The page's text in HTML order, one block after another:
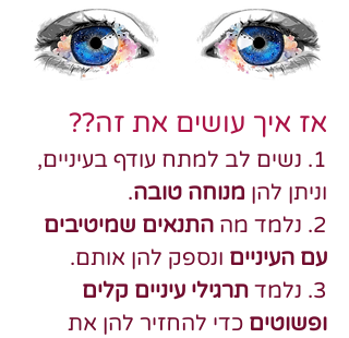
אז איך עושים את זה??
1. נשים לב למתח עודף בעיניים,
וניתן להן מנוחה טובה.
2. נלמד מה
התנאים שמיטיבים
עם העיניים ונספק להן אותם.
3. נלמד
תרגילי עיניים קלים
ופשוטים כדי להחזיר להן את